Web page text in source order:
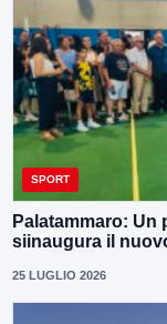
SPORT
Palatammaro: Un
siinaugura il
25 LUGLIO 2026